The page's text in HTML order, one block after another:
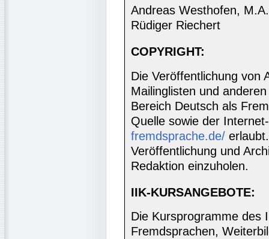
Andreas Westhofen,
Rüdiger Riechert
COPYRIGHT:
Die Veröffentlichung von
Mailinglisten und
Bereich Deutsch als
Quelle sowie der
fremdsprache.de/
Veröffentlichung und
Redaktion einzuholen.
IIK-KURSANGEBOTE:
Die Kursprogramme des
Fremdsprachen,